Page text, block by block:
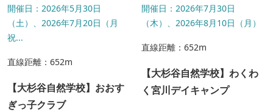
開催日：2026年5月30日
（土）、2026年7月20日（月
祝...
直線距離：652m
【大杉谷自然学校】おおす
ぎっ子クラブ
開催日：2026年7月30日
（木）、2026年8月10日（月）
直線距離：652m
【大杉谷自然学校】わくわ
く宮川デイキャンプ